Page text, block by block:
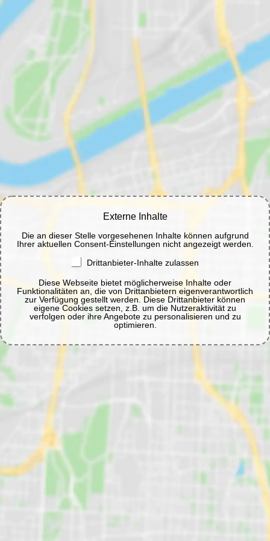
Externe Inhalte
Die an dieser Stelle vorgesehenen Inhalte können aufgrund
Ihrer aktuellen Consent-Einstellungen nicht angezeigt werden.
Drittanbieter-Inhalte zulassen
Diese Webseite bietet möglicherweise Inhalte oder
Funktionalitäten an, die von Drittanbietern eigenverantwortlich
zur Verfügung gestellt werden. Diese Drittanbieter können
eigene Cookies setzen, z.B. um die Nutzeraktivität zu
verfolgen oder ihre Angebote zu personalisieren und zu
optimieren.